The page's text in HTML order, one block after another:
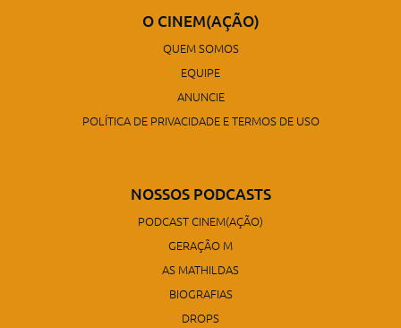
O CINEM(AÇÃO)
QUEM SOMOS
EQUIPE
ANUNCIE
POLÍTICA DE PRIVACIDADE E TERMOS DE USO
NOSSOS PODCASTS
PODCAST CINEM(AÇÃO)
GERAÇÃO M
AS MATHILDAS
BIOGRAFIAS
DROPS